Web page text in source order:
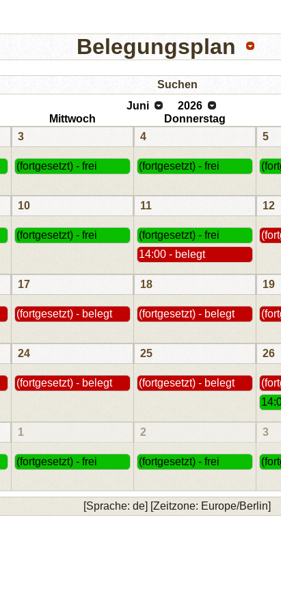
Belegungsplan
Suchen
Juni
2026
Mittwoch Donnerstag
3
(fortgesetzt) - frei
4
(fortgesetzt) - frei
5
10
(fortgesetzt) - frei
11
(fortgesetzt) - frei
14:00 - belegt
12
17
(fortgesetzt) - belegt
18
(fortgesetzt) - belegt
19
24
(fortgesetzt) - belegt
25
(fortgesetzt) - belegt
26
1
(fortgesetzt) - frei
2
(fortgesetzt) - frei
3
[Sprache: de] [Zeitzone: Europe/Berlin]